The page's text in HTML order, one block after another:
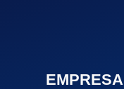
EMPRESA